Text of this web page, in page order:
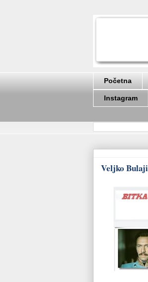
Početna
Instagram
Veljko